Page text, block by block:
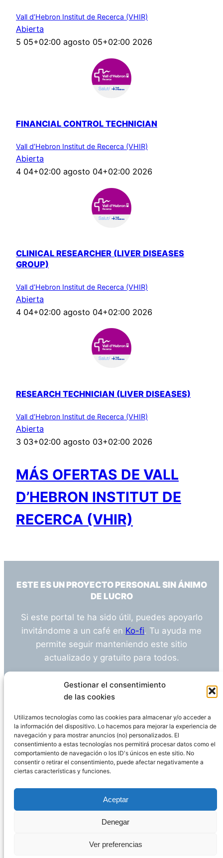
Gestionar el consentimiento
de las cookies
Utilizamos tecnologías como las cookies para almacenar y/o acceder a
la información del dispositivo. Lo hacemos para mejorar la experiencia de
navegación y para mostrar anuncios (no) personalizados. El
consentimiento a estas tecnologías nos permitirá procesar datos como el
comportamiento de navegación o los ID's únicos en este sitio. No
consentir o retirar el consentimiento, puede afectar negativamente a
ciertas características y funciones.
Aceptar
Denegar
Ver preferencias
Vall d’Hebron Institut de Recerca (VHIR)
Abierta
5 05+02:00 agosto 05+02:00 2026
FINANCIAL CONTROL TECHNICIAN
Vall d’Hebron Institut de Recerca (VHIR)
Abierta
4 04+02:00 agosto 04+02:00 2026
CLINICAL RESEARCHER (LIVER DISEASES
GROUP)
Vall d’Hebron Institut de Recerca (VHIR)
Abierta
4 04+02:00 agosto 04+02:00 2026
RESEARCH TECHNICIAN (LIVER DISEASES)
Vall d’Hebron Institut de Recerca (VHIR)
Abierta
3 03+02:00 agosto 03+02:00 2026
MÁS OFERTAS DE VALL
D’HEBRON INSTITUT DE
RECERCA (VHIR)
ESTE ES UN PROYECTO PERSONAL SIN ÁNIMO
DE LUCRO
Si este portal te ha sido útil, puedes apoyarlo
invitándome a un café en Ko-fi. Tu ayuda me
permite seguir manteniendo este sitio
actualizado y gratuito para todos.
¿Tienes alguna duda o sugerencia? Escríbeme
info@empleosanitarioinvestigacion.es
Descargo de Responsabilidad
Declaración de Privacidad Política de cookies
WordPress
Página administrada por Javier Ripoll